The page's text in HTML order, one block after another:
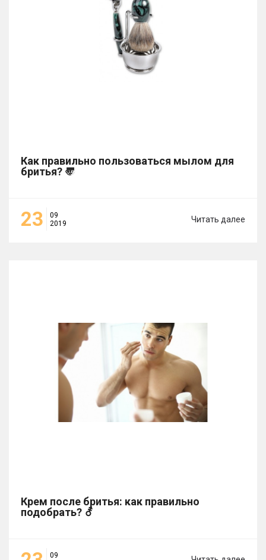
Как правильно пользоваться мылом для
бритья? 〠
23
09
2019
Читать далее
Крем после бритья: как правильно
подобрать? ⚦
09